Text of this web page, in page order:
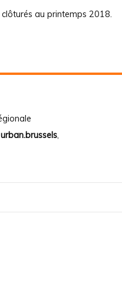
au printemps 2018.
urban.brussels,